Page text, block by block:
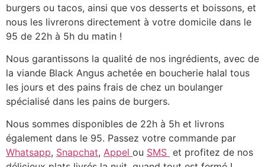
burgers ou tacos, ainsi que vos desserts et boissons, et
nous les livrerons directement à votre domicile dans le
95 de 22h à 5h du matin !
Nous garantissons la qualité de nos ingrédients, avec de
la viande Black Angus achetée en boucherie halal tous
les jours et des pains frais de chez un boulanger
spécialisé dans les pains de burgers.
Nous sommes disponibles de 22h à 5h et livrons
également dans le 95. Passez votre commande par
Whatsapp, Snapchat, Appel ou SMS et profitez de nos